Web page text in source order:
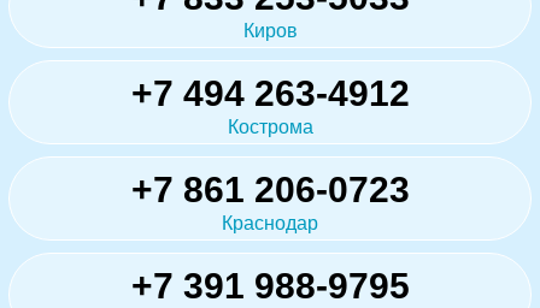
Киров
+7 494 263-4912
Кострома
+7 861 206-0723
Краснодар
+7 391 988-9795